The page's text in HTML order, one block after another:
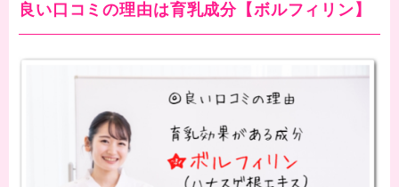
良い口コミの理由は育乳成分【ボルフィリン】